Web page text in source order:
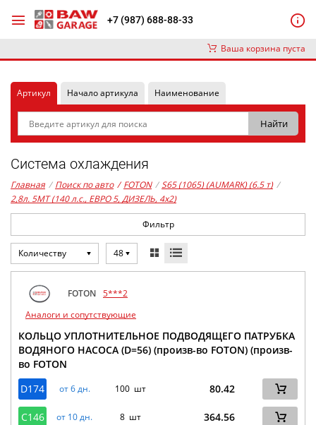
+7 (987) 688-88-33
Ваша корзина пуста
Артикул Начало артикула Наименование
Система охлаждения
Главная / Поиск по авто / FOTON / S65 (1065) (AUMARK) (6.5 т) /
2,8л. 5MT (140 л.с., ЕВРО 5, ДИЗЕЛЬ, 4x2)
Фильтр
Количеству 48
FOTON 5***2
Аналоги и сопутствующие
КОЛЬЦО УПЛОТНИТЕЛЬНОЕ ПОДВОДЯЩЕГО ПАТРУБКА
ВОДЯНОГО НАСОСА (D=56) (произв-во FOTON) (произв-
во FOTON
D174
от 6 дн. 100 шт 80.42
C146 от 10 дн. 8 шт 364.56